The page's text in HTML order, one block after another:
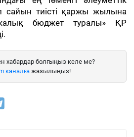
сайын тиісті қаржы жылына
бюджет туралы» ҚР
хабардар болғыңыз келе ме?
каналғажазылыңыз!